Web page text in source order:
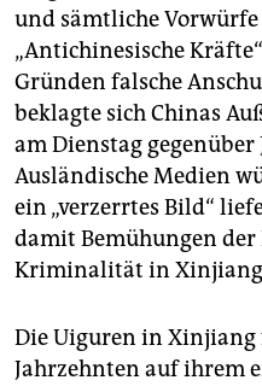
und sämtliche Vorwürfe
„Antichinesische
Gründen falsche
beklagte sich Chinas
am Dienstag
Ausländische Medien
ein „verzerrtes Bild“
damit Bemühungen der
Kriminalität in Xinjiang
Die Uiguren in Xinjiang
Jahrzehnten auf ihrem